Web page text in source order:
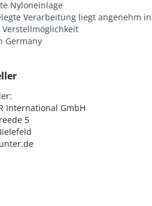
Nyloneinlage
Verarbeitung liegt angenehm
Verstellmöglichkeit
Germany
International GmbH
5